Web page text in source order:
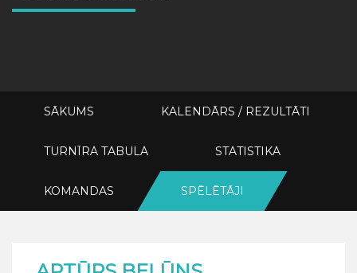
SĀKUMS KALENDĀRS / REZULTĀTI
TURNĪRA TABULA STATISTIKA
KOMANDAS SPĒLĒTĀJI